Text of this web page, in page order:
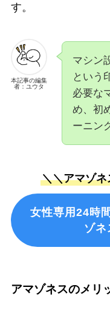
す。
本記事の編集
者：ユウタ
マシン
という
必要な
め、初
ーニン
＼＼アマゾ
女性専用24時
ゾネ
アマゾネスのメリ